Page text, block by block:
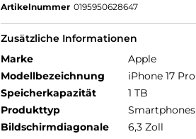
Artikelnummer 0195950628647
Zusätzliche Informationen
Marke
Apple
Modellbezeichnung
iPhone 17 Pro
Speicherkapazität
1 TB
Produkttyp
Smartphones
Bildschirmdiagonale
6,3 Zoll